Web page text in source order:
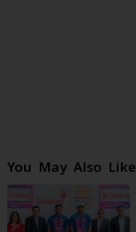
You May Also Like